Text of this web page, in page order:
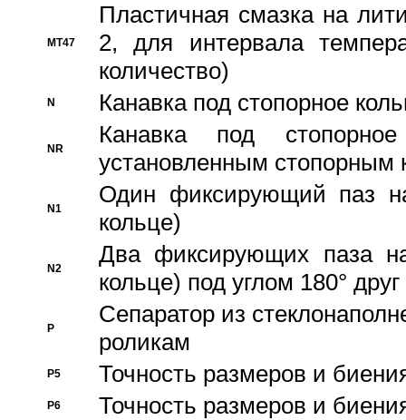
MT47
Пластичная смазка на
2, для интервала
количество)
N Канавка под стопорное
NR
Канавка под
установленным стопорным
N1
Один фиксирующий паз
кольце)
N2
Два фиксирующих паза
кольце) под углом 180° друг
P
Cепаратор из
роликам
P5 Точность размеров и
P6 Точность размеров и